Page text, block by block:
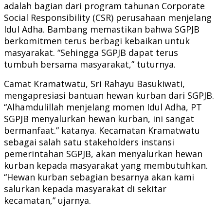
adalah bagian dari program tahunan Corporate
Social Responsibility (CSR) perusahaan menjelang
Idul Adha. Bambang memastikan bahwa SGPJB
berkomitmen terus berbagi kebaikan untuk
masyarakat. “Sehingga SGPJB dapat terus
tumbuh bersama masyarakat,” tuturnya.
Camat Kramatwatu, Sri Rahayu Basukiwati,
mengapresiasi bantuan hewan kurban dari SGPJB.
“Alhamdulillah menjelang momen Idul Adha, PT
SGPJB menyalurkan hewan kurban, ini sangat
bermanfaat.” katanya. Kecamatan Kramatwatu
sebagai salah satu stakeholders instansi
pemerintahan SGPJB, akan menyalurkan hewan
kurban kepada masyarakat yang membutuhkan.
“Hewan kurban sebagian besarnya akan kami
salurkan kepada masyarakat di sekitar
kecamatan,” ujarnya.